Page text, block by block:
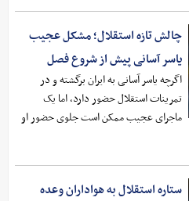
چالش تازه استقلال؛ مشکل عجیب
یاسر آسانی پیش از شروع فصل
اگرچه یاسر آسانی به ایران برگشته و در
تمرینات استقلال حضور دارد، اما یک
ماجرای عجیب ممکن است جلوی حضور او
ستاره استقلال به هواداران وعده